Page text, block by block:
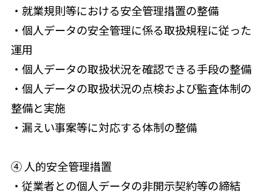
・就業規則等における安全管理措置の整備
・個人データの安全管理に係る取扱規程に従った
運用
・個人データの取扱状況を確認できる手段の整備
・個人データの取扱状況の点検および監査体制の
整備と実施
・漏えい事案等に対応する体制の整備
④ 人的安全管理措置
・従業者との個人データの非開示契約等の締結